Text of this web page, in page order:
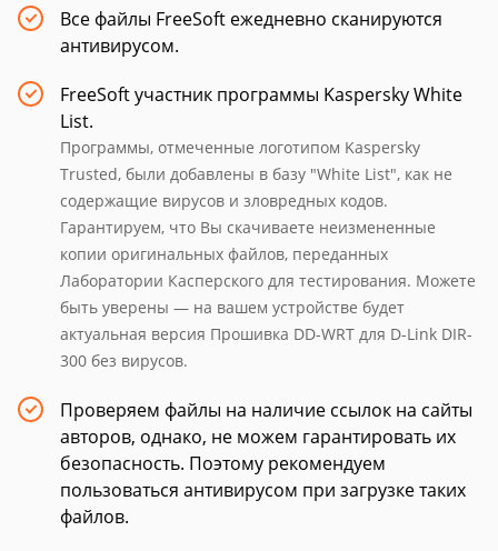
Все файлы FreeSoft ежедневно сканируются
антивирусом.
FreeSoft участник программы Kaspersky White
List.
Программы, отмеченные логотипом Kaspersky
Trusted, были добавлены в базу "White List", как не
содержащие вирусов и зловредных кодов.
Гарантируем, что Вы скачиваете неизмененные
копии оригинальных файлов, переданных
Лаборатории Касперского для тестирования. Можете
быть уверены — на вашем устройстве будет
актуальная версия Прошивка DD-WRT для D-Link DIR-
300 без вирусов.
Проверяем файлы на наличие ссылок на сайты
авторов, однако, не можем гарантировать их
безопасность. Поэтому рекомендуем
пользоваться антивирусом при загрузке таких
файлов.